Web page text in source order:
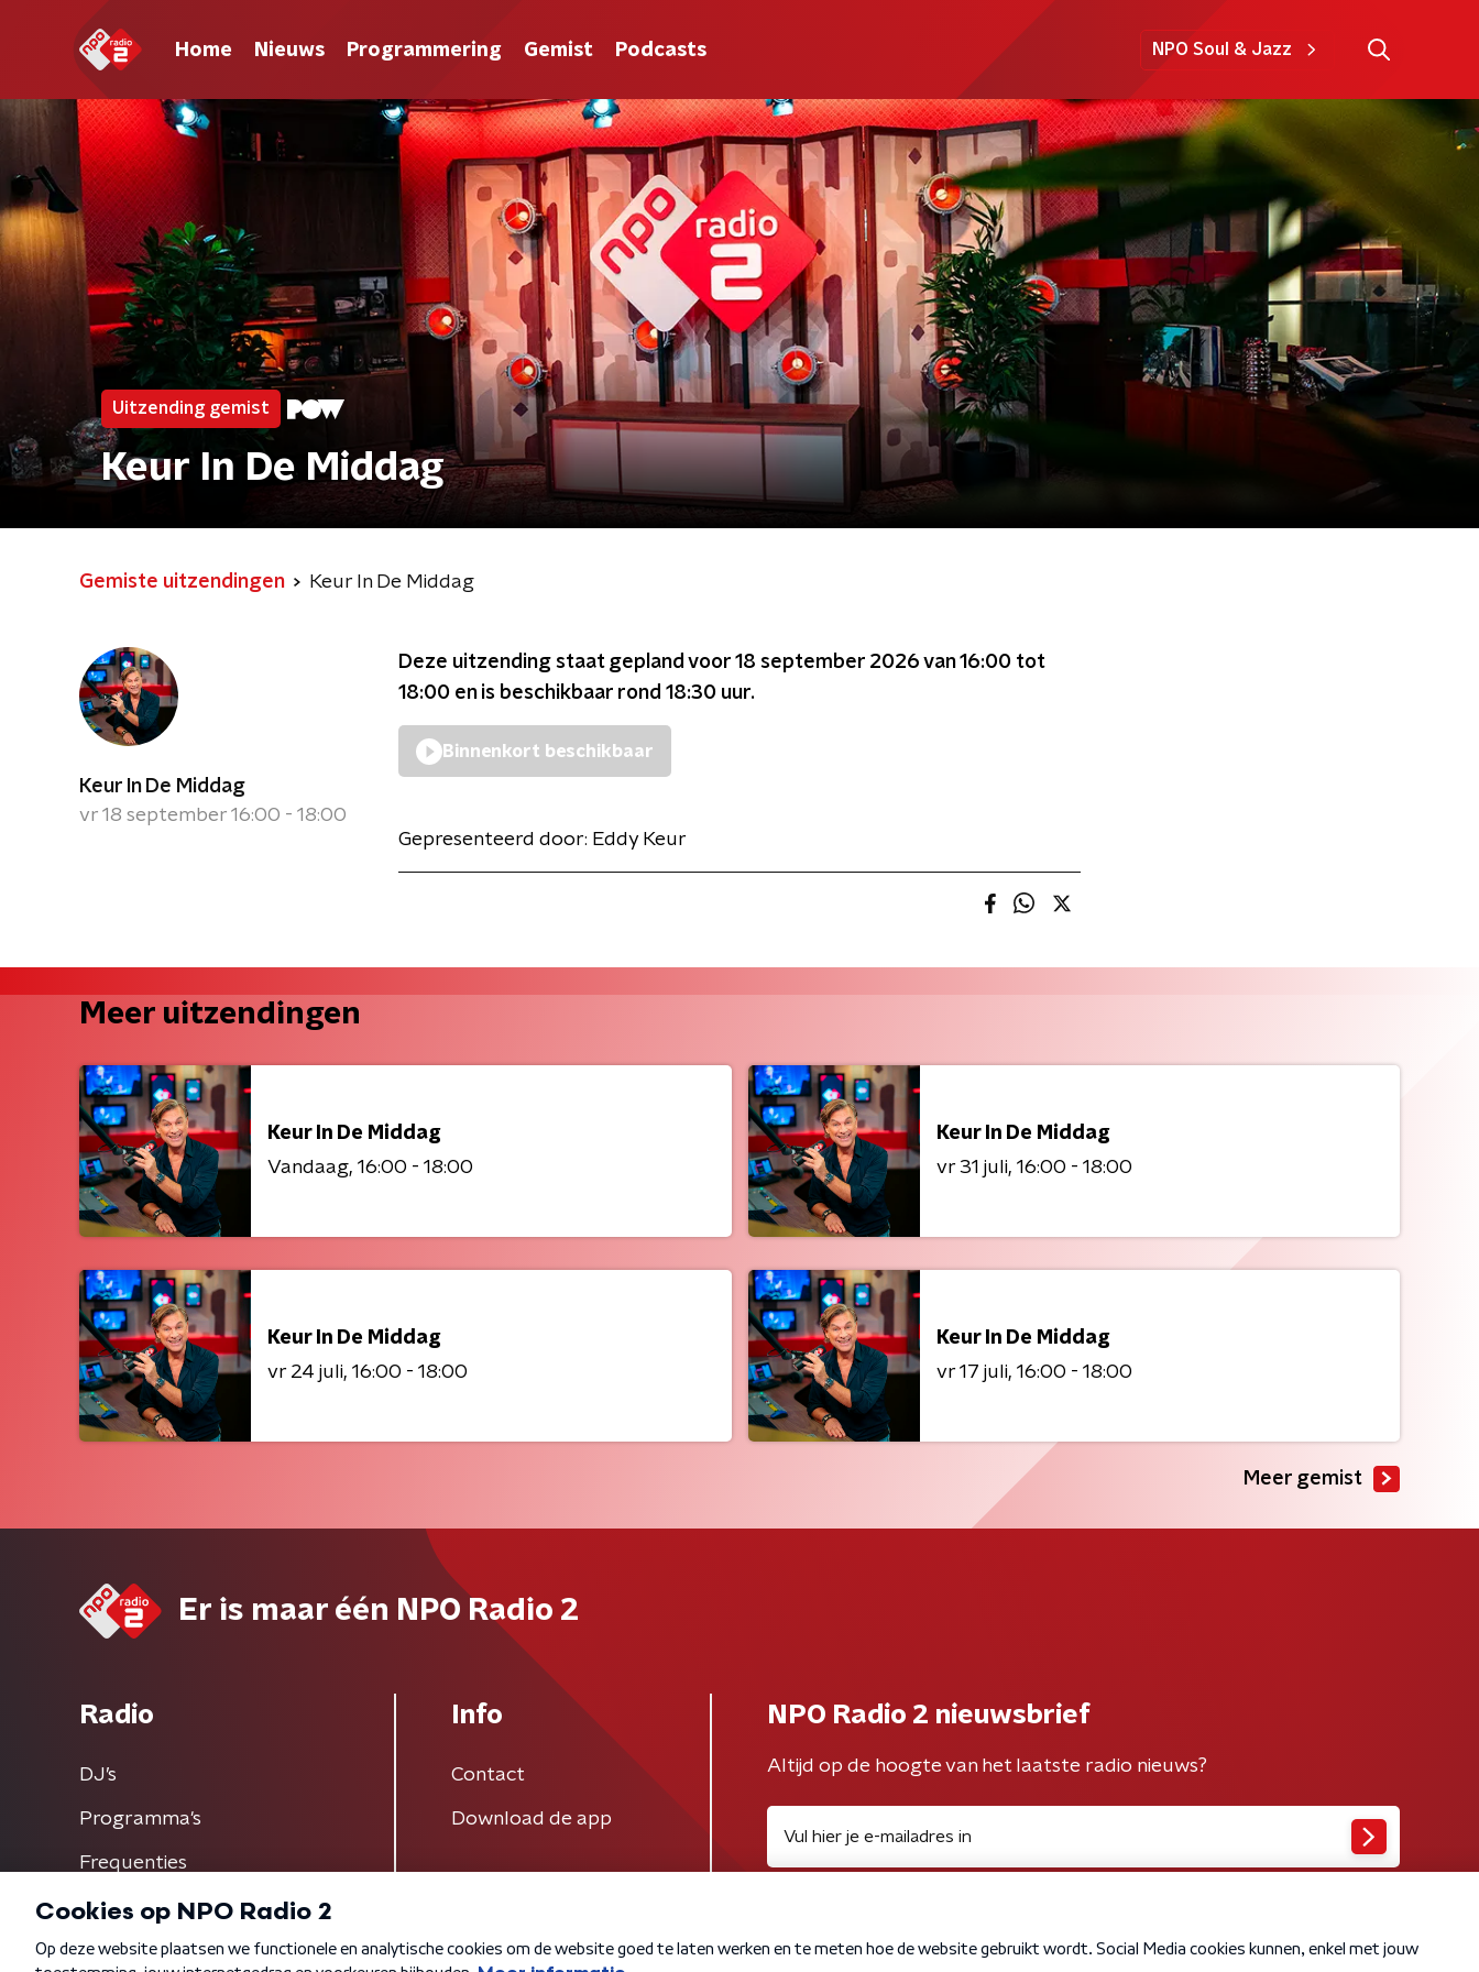
Home Nieuws Programmering Gemist Podcasts NPO Soul & Jazz
Uitzending gemist
Keur In De Middag
Gemiste uitzendingen Keur In De Middag
Keur In De Middag
vr 18 september 16:00 - 18:00
Deze uitzending staat gepland voor 18 september 2026 van 16:00 tot
18:00 en is beschikbaar rond 18:30 uur.
Binnenkort beschikbaar
Gepresenteerd door: Eddy Keur
Meer uitzendingen
Keur In De Middag
Vandaag 16:00 - 18:00
Keur In De Middag
vr 31 juli 16:00 - 18:00
Keur In De Middag
vr 24 juli 16:00 - 18:00
Keur In De Middag
vr 17 juli 16:00 - 18:00
Meer gemist
Er is maar één NPO Radio 2
Radio
DJ’s
Programma's
Frequenties
Info
Contact
Download de app
NPO Radio 2 nieuwsbrief
Altijd op de hoogte van het laatste radio nieuws?